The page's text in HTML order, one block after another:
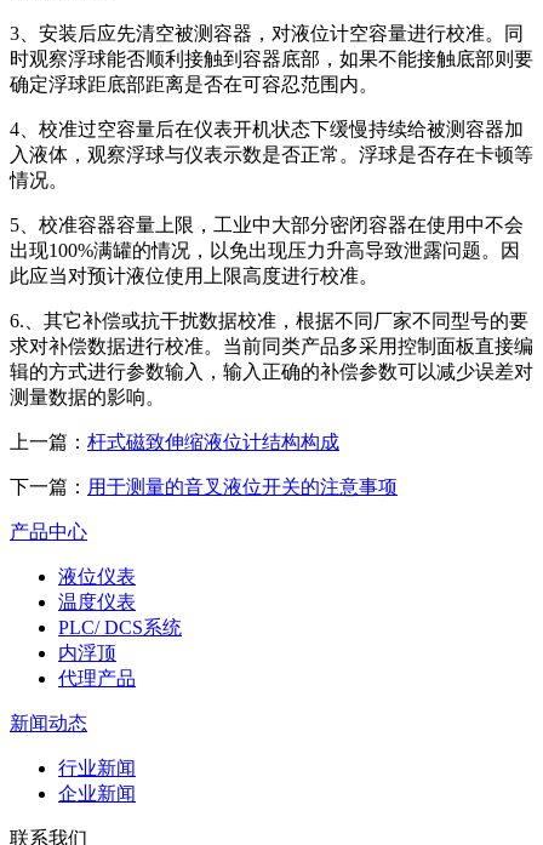
3、安装后应先清空被测容器，对液位计空容量进行校准。同
时观察浮球能否顺利接触到容器底部，如果不能接触底部则要
确定浮球距底部距离是否在可容忍范围内。
4、校准过空容量后在仪表开机状态下缓慢持续给被测容器加
入液体，观察浮球与仪表示数是否正常。浮球是否存在卡顿等
情况。
5、校准容器容量上限，工业中大部分密闭容器在使用中不会
出现100%满罐的情况，以免出现压力升高导致泄露问题。因
此应当对预计液位使用上限高度进行校准。
6.、其它补偿或抗干扰数据校准，根据不同厂家不同型号的要
求对补偿数据进行校准。当前同类产品多采用控制面板直接编
辑的方式进行参数输入，输入正确的补偿参数可以减少误差对
测量数据的影响。
上一篇： 杆式磁致伸缩液位计结构构成
下一篇： 用于测量的音叉液位开关的注意事项
产品中心
液位仪表
温度仪表
PLC/ DCS系统
内浮顶
代理产品
新闻动态
行业新闻
企业新闻
联系我们